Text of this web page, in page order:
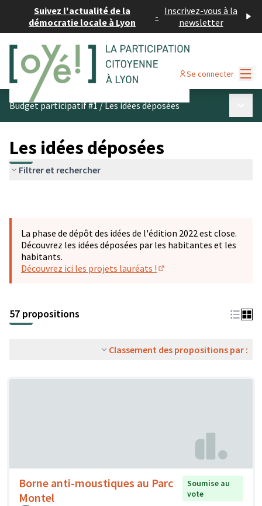
Suivez l'actualité de la
démocratie locale à Lyon
- Inscrivez-vous à la
newsletter
Se connecter
Budget participatif #1/Les idées déposées
Les idées déposées
Filtrer et rechercher
La phase de dépôt des idées de l'édition 2022 est close.
Découvrez les idées déposées par les habitantes et les
habitants.
Découvrez ici les projets lauréats !
57 propositions
Classement des propositions par :
Borne anti-moustiques au Parc
Montel
Soumise au
vote